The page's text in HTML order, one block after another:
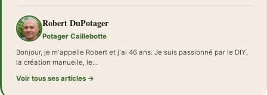
Robert DuPotager
Potager Caillebotte
Bonjour, je m'appelle Robert et j'ai 46 ans. Je suis passionné par le DIY,
la création manuelle, le…
Voir tous ses articles →